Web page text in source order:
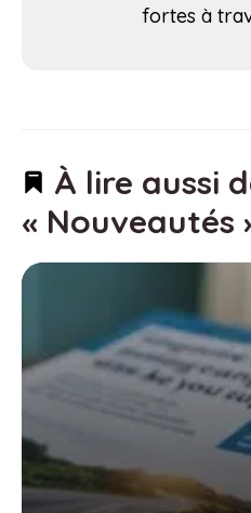
fortes à
À lire aussi
« Nouveautés